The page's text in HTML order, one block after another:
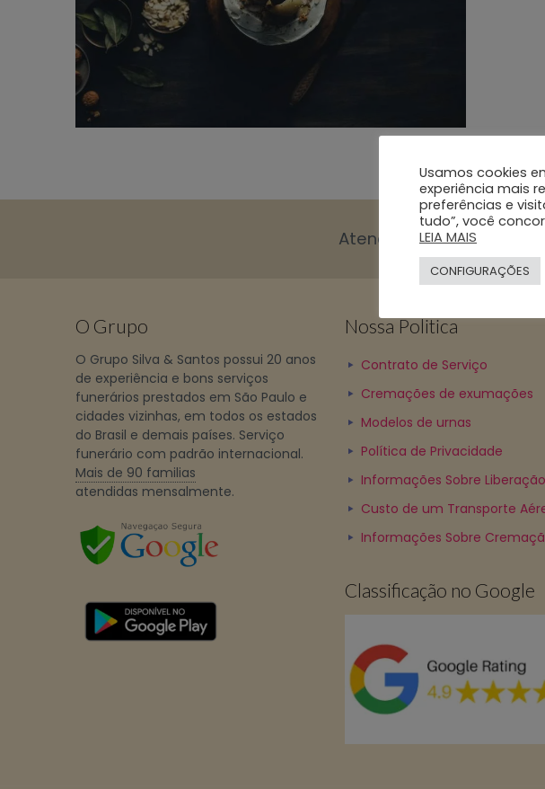
Atendimento 24 horas
O Grupo
O Grupo Silva & Santos possui 20 anos
de experiência e bons serviços
funerários prestados em São Paulo e
cidades vizinhas, em todos os estados
do Brasil e demais países. Serviço
funerário com padrão internacional.
Mais de 90 familias
atendidas mensalmente.
Nossa Politica
Contrato de Serviço
Cremações de exumações
Modelos de urnas
Política de Privacidade
Informações Sobre Liberação
Custo de um Transporte
Informações Sobre
Classificação no Google
Usamos cookies
experiência mais
preferências e
tudo”, você
LEIA MAIS
CONFIGURAÇÕES